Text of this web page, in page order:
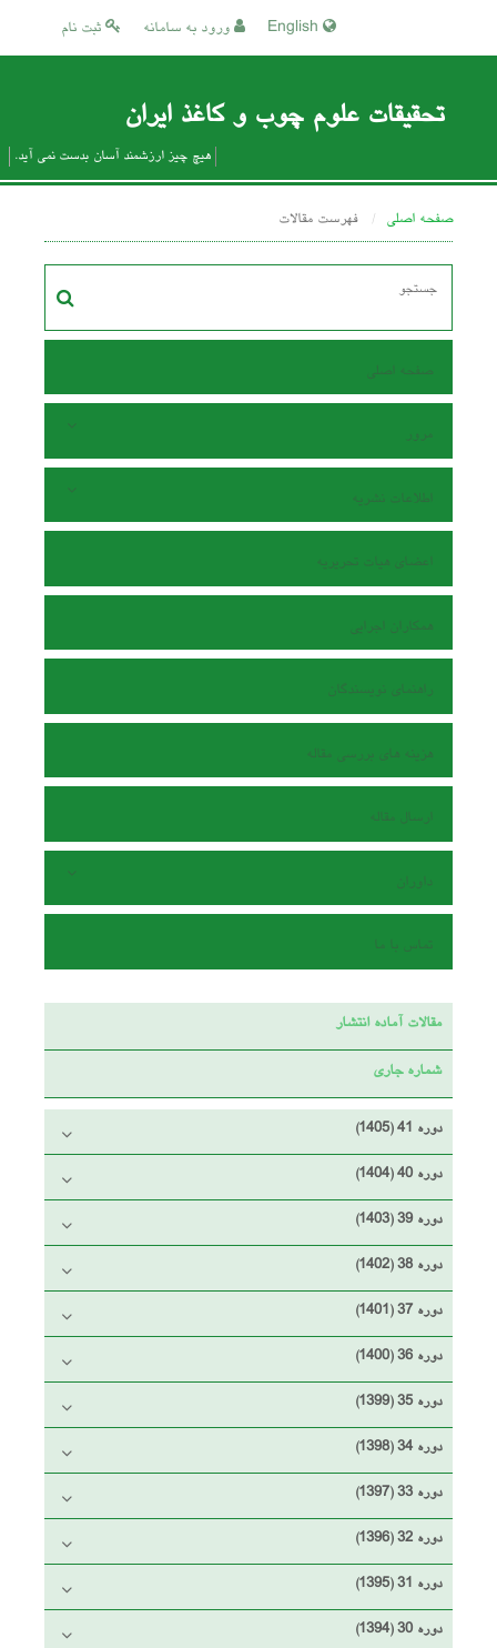
ثبت نام ورود به سامانه
تحقیقات علوم چوب و کاغذ ایران
هیچ چیز ارزشمند آسان بدست نمی آید.
صفحه اصلی فهرست مقالات
صفحه اصلی
مرور
اطلاعات نشریه
اعضای هیات تحریریه
همکاران اجرایی
راهنمای نویسندگان
هزینه های بررسی مقاله
ارسال مقاله
داوران
تماس با ما
مقالات آماده انتشار
شماره جاری
دوره 41 (1405)
دوره 40 (1404)
دوره 39 (1403)
دوره 38 (1402)
دوره 37 (1401)
دوره 36 (1400)
دوره 35 (1399)
دوره 34 (1398)
دوره 33 (1397)
دوره 32 (1396)
دوره 31 (1395)
دوره 30 (1394)